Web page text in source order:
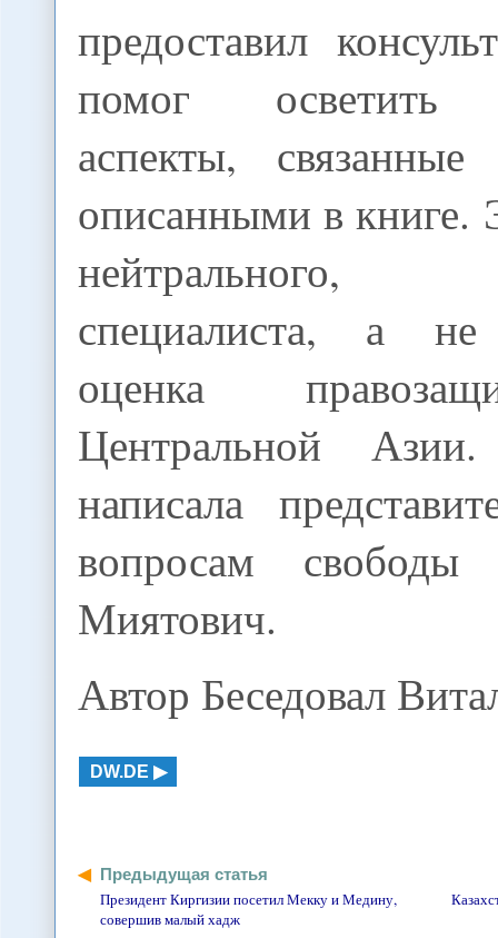
предоставил
помог осветить
аспекты,
описанными в книге.
нейтрального,
специалиста, а не
оценка
Центральной
написала
вопросам
Миятович.
Автор Беседовал
DW.DE
Предыдущая статья
Президент Киргизии посетил Мекку и Медину,
совершив малый хадж